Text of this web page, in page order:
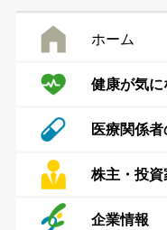
ホーム
健康が気
医療関係
株主・投
企業情報